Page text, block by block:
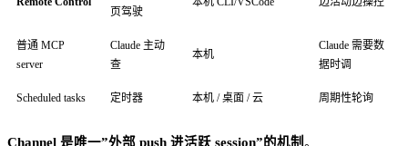
页驾驶
普通 MCP
server
Claude 主动
查
本机
Claude 需要数
据时调
Scheduled tasks 定时器 本机 / 桌面 / 云 周期性轮询
Channel 是唯一”外部 push 进活跃 session”的机制。